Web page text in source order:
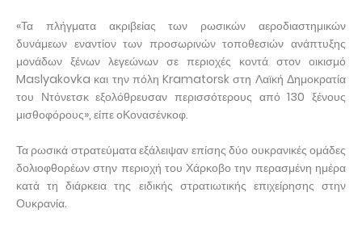
«Τα πλήγματα ακριβείας των ρωσικών αεροδιαστημικών
δυνάμεων εναντίον των προσωρινών τοποθεσιών ανάπτυξης
μονάδων ξένων λεγεώνων σε περιοχές κοντά στον οικισμό
Maslyakovka και την πόλη Kramatorsk στη Λαϊκή Δημοκρατία
του Ντόνετσκ εξολόθρευσαν περισσότερους από 130 ξένους
μισθοφόρους», είπε οΚονασένκοφ.
Τα ρωσικά στρατεύματα εξάλειψαν επίσης δύο ουκρανικές ομάδες
δολιοφθορέων στην περιοχή του Χάρκοβο την περασμένη ημέρα
κατά τη διάρκεια της ειδικής στρατιωτικής επιχείρησης στην
Ουκρανία.